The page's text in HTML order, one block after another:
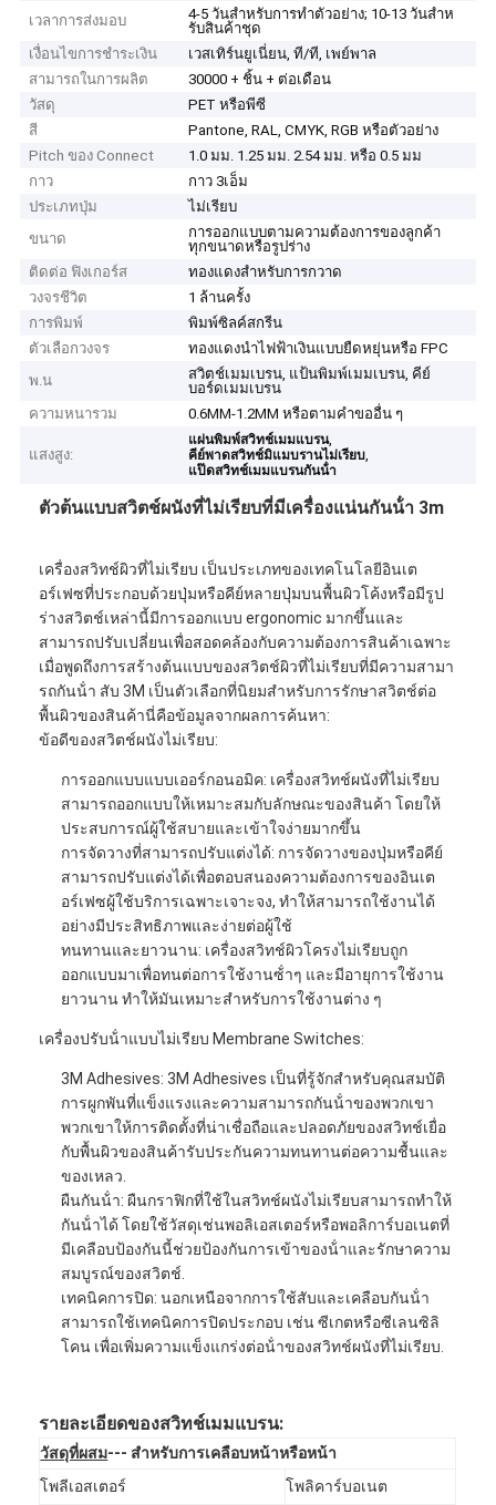
บ้าน
เวลาการส่งมอบ
4-5 วันสําหรับการทําตัวอย่าง; 10-13 วันสําห
รับสินค้าชุด
เงื่อนไขการชำระเงิน
เวสเทิร์นยูเนี่ยน, ที/ที, เพย์พาล
สามารถในการผลิต
30000 + ชิ้น + ต่อเดือน
วัสดุ
PET หรือพีซี
สี
Pantone, RAL, CMYK, RGB หรือตัวอย่าง
Pitch ของ Connect
1.0 มม. 1.25 มม. 2.54 มม. หรือ 0.5 มม
กาว
กาว 3เอ็ม
ประเภทปุ่ม
ไม่เรียบ
ขนาด
การออกแบบตามความต้องการของลูกค้า
ทุกขนาดหรือรูปร่าง
ติดต่อ ฟิงเกอร์ส
ทองแดงสําหรับการกวาด
วงจรชีวิต
1 ล้านครั้ง
การพิมพ์
พิมพ์ซิลค์สกรีน
ตัวเลือกวงจร
ทองแดงนำไฟฟ้าเงินแบบยืดหยุ่นหรือ FPC
พ.น
สวิตช์เมมเบรน, แป้นพิมพ์เมมเบรน, คีย์
บอร์ดเมมเบรน
ความหนารวม
0.6MM-1.2MM หรือตามคำขออื่น ๆ
แสงสูง:
แผ่นพิมพ์สวิทช์เมมแบรน,
คีย์พาดสวิทช์มิแมบรานไม่เรียบ,
แป๊ดสวิทช์เมมแบรนกันน้ํา
ตัวต้นแบบสวิตช์ผนังที่ไม่เรียบที่มีเครื่องแน่นกันน้ํา 3m
เครื่องสวิทช์ผิวที่ไม่เรียบ เป็นประเภทของเทคโนโลยีอินเต
อร์เฟซที่ประกอบด้วยปุ่มหรือคีย์หลายปุ่มบนพื้นผิวโค้งหรือมีรูป
ร่างสวิตช์เหล่านี้มีการออกแบบ ergonomic มากขึ้นและ
สามารถปรับเปลี่ยนเพื่อสอดคล้องกับความต้องการสินค้าเฉพาะ
เมื่อพูดถึงการสร้างต้นแบบของสวิตช์ผิวที่ไม่เรียบที่มีความสามา
รถกันน้ํา สับ 3M เป็นตัวเลือกที่นิยมสําหรับการรักษาสวิตช์ต่อ
พื้นผิวของสินค้านี่คือข้อมูลจากผลการค้นหา:
ข้อดีของสวิตช์ผนังไม่เรียบ:
การออกแบบแบบเออร์กอนอมิค: เครื่องสวิทช์ผนังที่ไม่เรียบ
สามารถออกแบบให้เหมาะสมกับลักษณะของสินค้า โดยให้
ประสบการณ์ผู้ใช้สบายและเข้าใจง่ายมากขึ้น
การจัดวางที่สามารถปรับแต่งได้: การจัดวางของปุ่มหรือคีย์
สามารถปรับแต่งได้เพื่อตอบสนองความต้องการของอินเต
อร์เฟซผู้ใช้บริการเฉพาะเจาะจง, ทําให้สามารถใช้งานได้
อย่างมีประสิทธิภาพและง่ายต่อผู้ใช้
ทนทานและยาวนาน: เครื่องสวิทช์ผิวโครงไม่เรียบถูก
ออกแบบมาเพื่อทนต่อการใช้งานซ้ําๆ และมีอายุการใช้งาน
ยาวนาน ทําให้มันเหมาะสําหรับการใช้งานต่าง ๆ
เครื่องปรับน้ําแบบไม่เรียบ Membrane Switches:
3M Adhesives: 3M Adhesives เป็นที่รู้จักสําหรับคุณสมบัติ
การผูกพันที่แข็งแรงและความสามารถกันน้ําของพวกเขา
พวกเขาให้การติดตั้งที่น่าเชื่อถือและปลอดภัยของสวิทช์เยื่อ
กับพื้นผิวของสินค้ารับประกันความทนทานต่อความชื้นและ
ของเหลว.
ผืนกันน้ํา: ผืนกราฟิกที่ใช้ในสวิทช์ผนังไม่เรียบสามารถทําให้
กันน้ําได้ โดยใช้วัสดุเช่นพอลิเอสเตอร์หรือพอลิการ์บอเนตที่
มีเคลือบป้องกันนี้ช่วยป้องกันการเข้าของน้ําและรักษาความ
สมบูรณ์ของสวิตช์.
เทคนิคการปิด: นอกเหนือจากการใช้สับและเคลือบกันน้ํา
สามารถใช้เทคนิคการปิดประกอบ เช่น ซีเกตหรือซีเลนซิลิ
โคน เพื่อเพิ่มความแข็งแกร่งต่อน้ําของสวิทช์ผนังที่ไม่เรียบ.
รายละเอียดของสวิทช์เมมแบรน:
วัสดุที่ผสม--- สําหรับการเคลือบหน้าหรือหน้า
โพลีเอสเตอร์
โพลิคาร์บอเนต